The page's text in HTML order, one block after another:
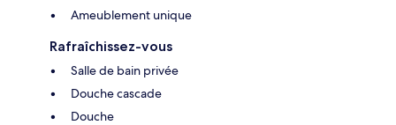
Ameublement unique
Rafraîchissez-vous
Salle de bain privée
Douche cascade
Douche